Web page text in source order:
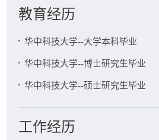
高波,董晓龙（学生）.制造型企业市
曹筱筱（学生）,高波,基于区域差异
究:工业技术经济,2012(2)
高波,石书生,韦诗韵.需求和价格时间
件（supply chain disrution
price are response time sensitive):控
研究与开发。在学术期刊发表论文20
教育经历
华中科技大学--大学本科毕业
华中科技大学--博士研究生毕业
华中科技大学--硕士研究生毕业
工作经历